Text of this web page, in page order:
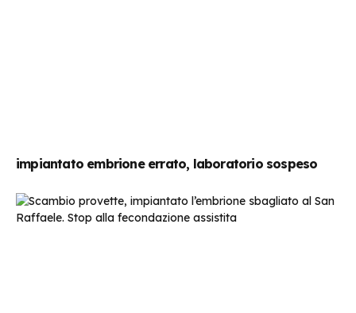
impiantato embrione errato, laboratorio sospeso